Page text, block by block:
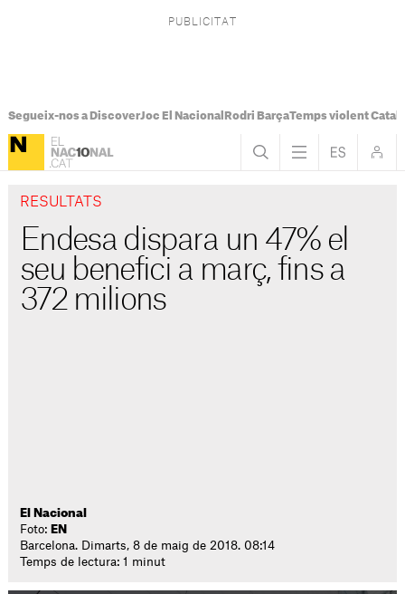
Segueix-nos a DiscoverJoc El Nacional Rodri BarçaTemps violent
RESULTATS
Endesa dispara un 47% el
seu benefici a març, fins a
372 milions
El Nacional
Foto: EN
Barcelona. Dimarts, 8 de maig de 2018. 08:14
Temps de lectura: 1 minut